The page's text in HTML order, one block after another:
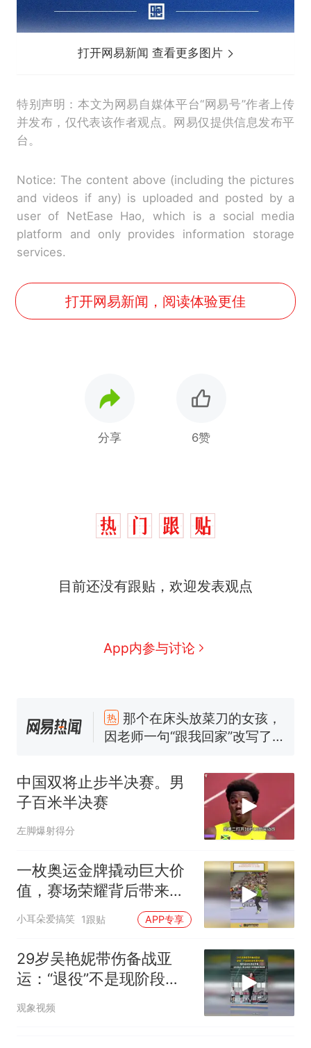
打开网易新闻 查看更多图片
特别声明：本文为网易自媒体平台“网易号”作者上传
并发布，仅代表该作者观点。网易仅提供信息发布平
台。
Notice: The content above (including the pictures
and videos if any) is uploaded and posted by a
user of NetEase Hao, which is a social media
platform and only provides information storage
services.
打开网易新闻，阅读体验更佳
分享 6赞
目前还没有跟贴，欢迎发表观点
App内参与讨论
热
因老师一句“跟我回家”改写了
人生
新 制裁瓜子饺子，美国怕什
费大厨“全国小炒肉大王”称
号，仅凭视频评出？中国烹饪
美国渔民钓获鲨鱼徒手将其拽
回大海 目击者直呼震惊 （视频
官方通报
佛山一中学招聘物理教师，笔
试前13名均遭淘汰？教育局：
已叫停招聘，成立调查组全面
核查
那个在床头放菜刀的女孩，
因老师一句“跟我回家”改写了
人生
中国双将止步半决赛。男
子百米半决赛
左脚爆射得分
一枚奥运金牌撬动巨大价
值，赛场荣耀背后带来
270 亿效益
小耳朵爱搞笑 1跟贴 APP专享
29岁吴艳妮带伤备战亚
运：“退役”不是现阶段考
虑的问题，我的运动生涯
观象视频